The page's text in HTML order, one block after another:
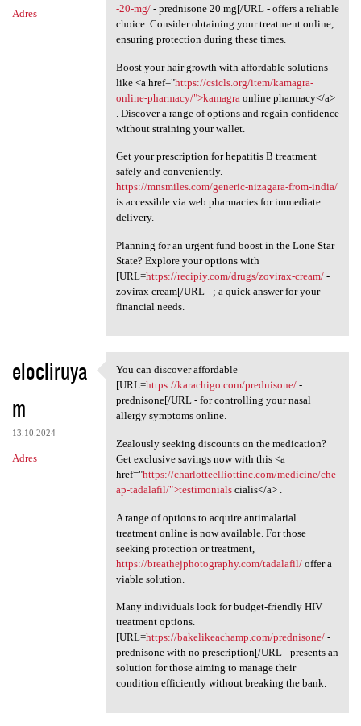
Adres
-20-mg/- prednisone 20 mg[/URL - offers a reliable
choice. Consider obtaining your treatment online,
ensuring protection during these times.
Boost your hair growth with affordable solutions
like <a href="https://csicls.org/item/kamagra-
online-pharmacy/">kamagra online pharmacy</a>
. Discover a range of options and regain confidence
without straining your wallet.
Get your prescription for hepatitis B treatment
safely and conveniently.
https://mnsmiles.com/generic-nizagara-from-india/
is accessible via web pharmacies for immediate
delivery.
Planning for an urgent fund boost in the Lone Star
State? Explore your options with
[URL=https://recipiy.com/drugs/zovirax-cream/-
zovirax cream[/URL - ; a quick answer for your
financial needs.
elocliruya
m
13.10.2024
Adres
You can discover affordable
You can discover affordable
[URL=https://karachigo.com/prednisone/-
prednisone[/URL - for controlling your nasal
allergy symptoms online.
Zealously seeking discounts on the medication?
Get exclusive savings now with this <a
href="https://charlotteelliottinc.com/medicine/che
ap-tadalafil/">testimonialscialis</a> .
A range of options to acquire antimalarial
treatment online is now available. For those
seeking protection or treatment,
https://breathejphotography.com/tadalafil/offer a
viable solution.
Many individuals look for budget-friendly HIV
treatment options.
[URL=https://bakelikeachamp.com/prednisone/-
prednisone with no prescription[/URL - presents an
solution for those aiming to manage their
condition efficiently without breaking the bank.